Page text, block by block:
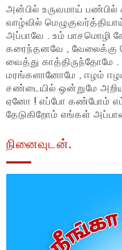
அன்பில் உருவமாய் பண்பில்
வாழ்வில்
அப்பாவே . உம் பாசமொழி
கரைந்தனவே , வேலைக்கு
வைத்து காத்திருந்தோமே .
மரங்களானோமே , ஈழம்
சண்டையில் ஒன்றுமே
ஏனோ ! எப்போ கண்போம்
தேடுகிறோம் எங்கள்
நினைவுடன்.